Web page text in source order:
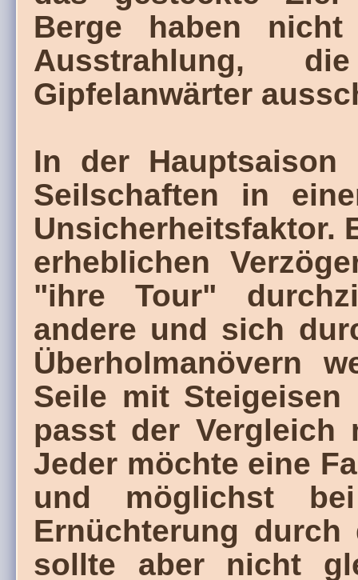
Berge haben
Ausstrahlung,
Gipfelanwärter
In der
Seilschaften in
Unsicherheitsfaktor.
erheblichen
"ihre Tour"
andere und sich
Überholmanövern
Seile mit
passt der Vergleich
Jeder möchte eine
und möglichst
Ernüchterung durch
sollte aber nicht